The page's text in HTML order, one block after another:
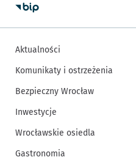
Aktualności
Komunikaty i ostrzeżenia
Bezpieczny Wrocław
Inwestycje
Wrocławskie osiedla
Gastronomia